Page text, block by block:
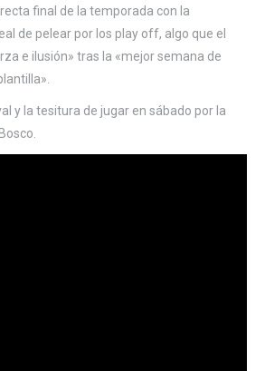
final de la temporada con la
de pelear por los play off, algo que el
e ilusión» tras la «mejor semana de
y la tesitura de jugar en sábado por la